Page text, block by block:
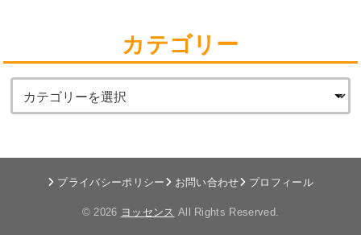
カテゴリー
プライバシーポリシー お問い合わせ プロフィール
© 2026 ヨッセンス All Rights Reserved.